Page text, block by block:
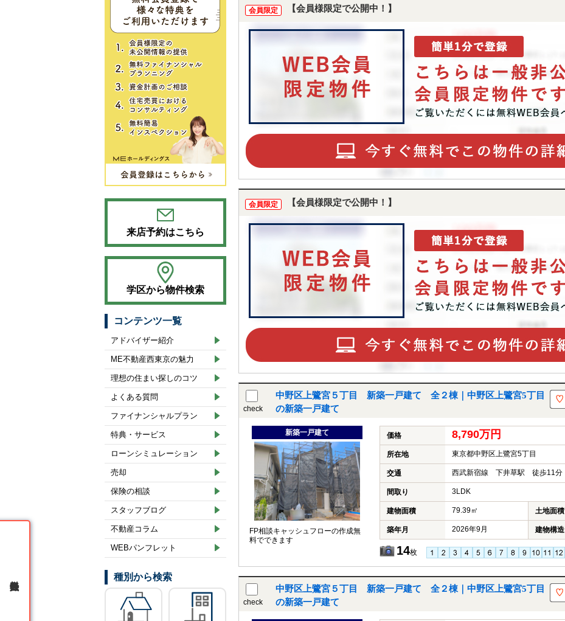
会員限定 【会員様限定で公開中！】
会員限定 【会員様限定で公開中！】
check
中野区上鷺宮５丁目 新築一戸建て 全２棟｜中野区上鷺宮5丁目
の新築一戸建て
新築一戸建て
FP相談キャッシュフローの作成無
料でできます
価格 8,790万円
所在地 東京都中野区上鷺宮5丁目
交通 西武新宿線 下井草駅 徒歩11分
間取り 3LDK
建物面積 79.39㎡ 土地面積
築年月 2026年9月 建物構造
14枚
check
中野区上鷺宮５丁目 新築一戸建て 全２棟｜中野区上鷺宮5丁目
の新築一戸建て
来店予約はこちら
学区から物件検索
コンテンツ一覧
アドバイザー紹介
ME不動産西東京の魅力
理想の住まい探しのコツ
よくある質問
ファイナンシャルプラン
特典・サービス
ローンシミュレーション
売却
保険の相談
スタッフブログ
不動産コラム
WEBパンフレット
種別から検索